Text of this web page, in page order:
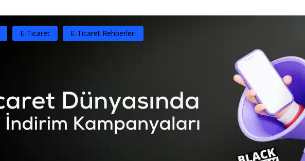
E-Ticaret E-Ticaret Rehberleri